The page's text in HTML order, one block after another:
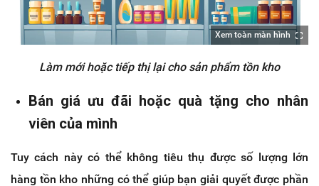
Xem toàn màn hình
Làm mới hoặc tiếp thị lại cho sản phẩm tồn kho
Bán giá ưu đãi hoặc quà tặng cho nhân
viên của mình
Tuy cách này có thể không tiêu thụ được số lượng lớn
hàng tồn kho những có thể giúp bạn giải quyết được phần